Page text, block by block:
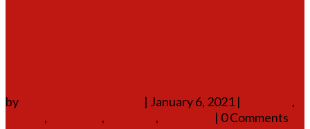
by | January 6, 2021 |
,
, , ,
| 0 Comments